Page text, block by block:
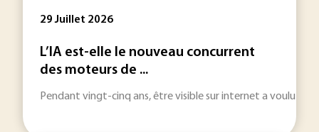
29 Juillet 2026
L’IA est-elle le nouveau concurrent
des moteurs de ...
Pendant vingt-cinq ans, être visible sur internet a voulu dire